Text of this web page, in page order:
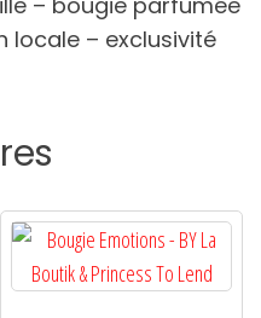
locale – exclusivité